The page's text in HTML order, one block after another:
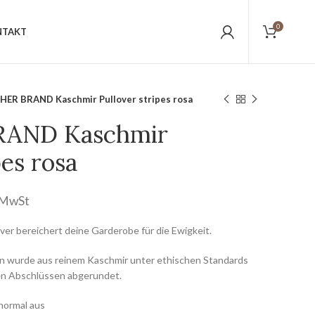
0
BRAND Kaschmir Pullover stripes rosa
Kaschmir
rosa
bereichert deine Garderobe für die Ewigkeit.
wurde aus reinem Kaschmir unter ethischen Standards
Abschlüssen abgerundet.
aus